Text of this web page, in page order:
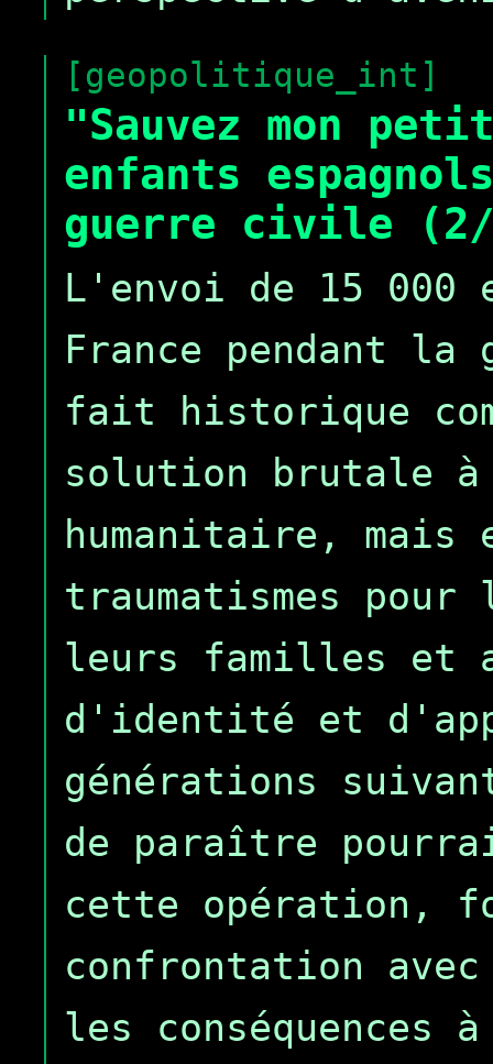
[geopolitique_int]
"Sauvez mon
enfants
guerre civile
L'envoi de 15 000
France pendant
fait historique
solution brutale à
humanitaire,
traumatismes
leurs familles et
d'identité et
générations
de paraître
cette opération,
confrontation avec
les conséquences